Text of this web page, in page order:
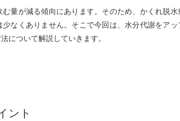
量が減る傾向にあります。そのため、かくれ脱水
なくありません。そこで今回は、水分代謝をアッ
について解説していきます。
ント